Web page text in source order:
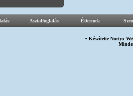
Asztalfoglalás Éttermek
• KészítetteNortyx